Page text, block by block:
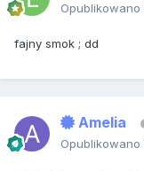
Opublikowano
fajny smok ; dd
Amelia
Opublikowano